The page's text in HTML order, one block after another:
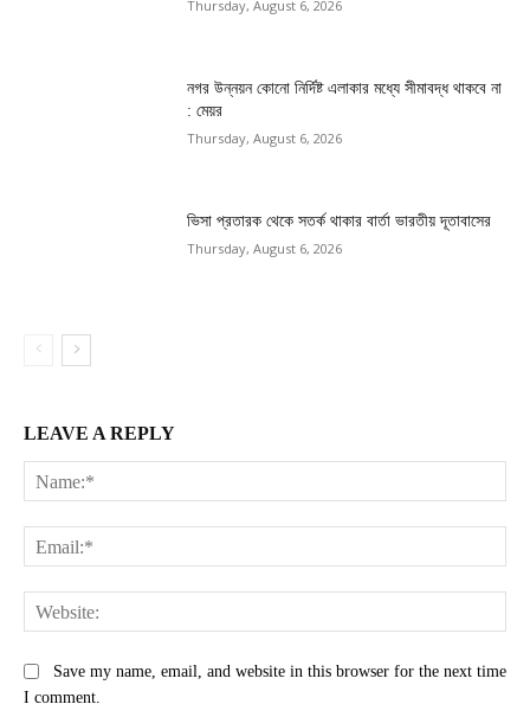
Thursday, August 6, 2026
নগর উন্নয়ন কোনো নির্দিষ্ট এলাকার মধ্যে সীমাবদ্ধ থাকবে না
: মেয়র
Thursday, August 6, 2026
ভিসা প্রতারক থেকে সতর্ক থাকার বার্তা ভারতীয় দূতাবাসের
Thursday, August 6, 2026
LEAVE A REPLY
Save my name, email, and website in this browser for the next time
I comment.